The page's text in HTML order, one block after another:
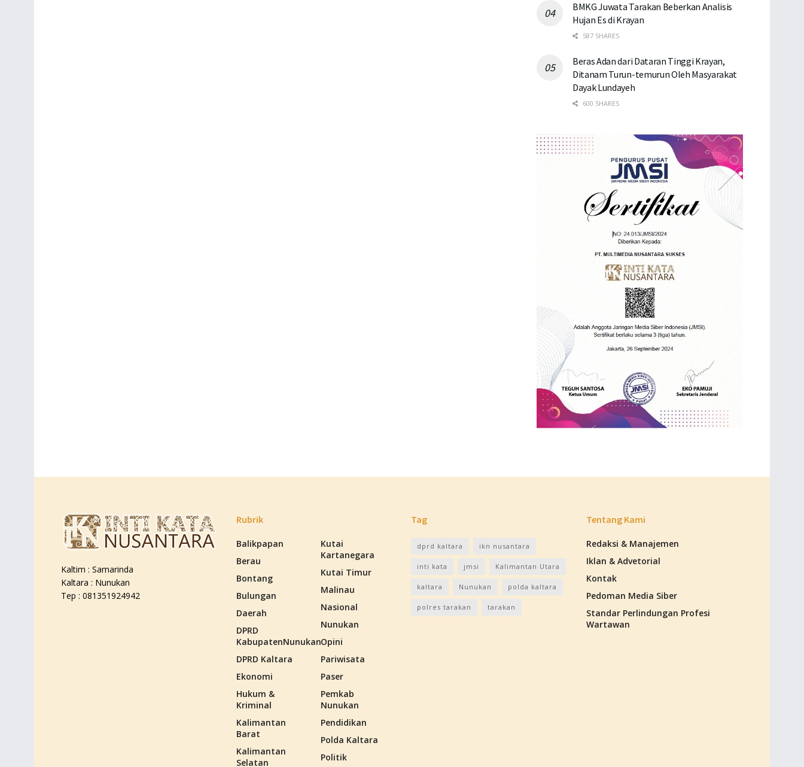
BMKG Juwata Tarakan Beberkan Analisis
Hujan Es di Krayan
587 SHARES
Beras Adan dari Dataran Tinggi Krayan,
Ditanam Turun-temurun Oleh Masyarakat
Dayak Lundayeh
600 SHARES
Kaltim : Samarinda
Kaltara : Nunukan
Tep : 081351924942
Rubrik
Balikpapan
Berau
Bontang
Bulungan
Daerah
DPRD
KabupatenNunukan
DPRD Kaltara
Ekonomi
Hukum &
Kriminal
Kalimantan
Barat
Kalimantan
Selatan
Kutai
Kartanegara
Kutai Timur
Malinau
Nasional
Nunukan
Opini
Pariwisata
Paser
Pemkab
Nunukan
Pendidikan
Polda Kaltara
Politik
Tag
dprd kaltara ikn nusantara
inti kata jmsi Kalimantan Utara
kaltara Nunukan polda kaltara
polres tarakan tarakan
Tentang Kami
Redaksi & Manajemen
Iklan & Advetorial
Kontak
Pedoman Media Siber
Standar Perlindungan Profesi
Wartawan